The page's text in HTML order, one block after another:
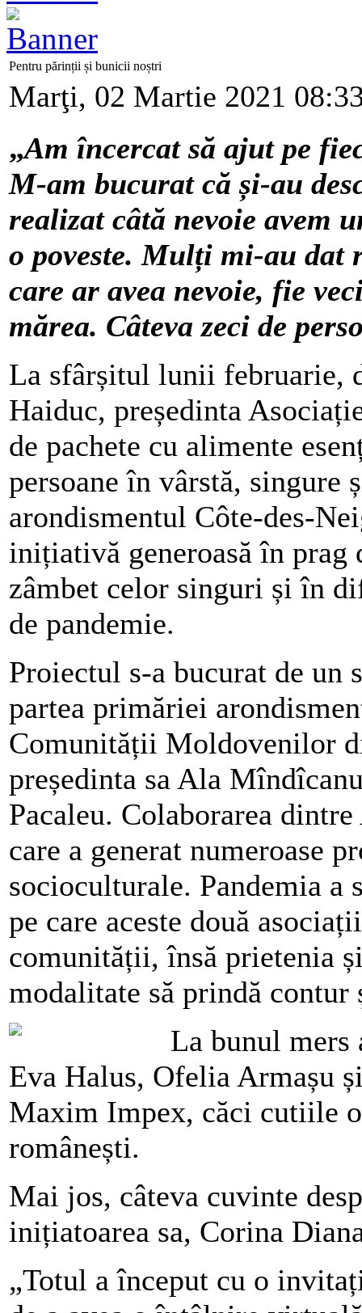
Pentru părinții și bunicii noștri
Marţi, 02 Martie 2021
„Am încercat să ajut pe
M-am bucurat că și-au
realizat câtă nevoie avem
o poveste. Mulți mi-au dat
care ar avea nevoie, fie
mărea. Câteva zeci de
La sfârșitul lunii februarie,
Haiduc, președinta
de pachete cu alimente
persoane în vârstă, singure
arondismentul Côte-des-
inițiativă generoasă în prag
zâmbet celor singuri și în
de pandemie.
Proiectul s-a bucurat de
partea primăriei
Comunității Moldovenilor
președinta sa Ala
Pacaleu. Colaborarea
care a generat numeroase
socioculturale. Pandemia
pe care aceste două
comunității, însă prietenia
modalitate să prindă contur
La bunul
Eva Halus, Ofelia Armașu
Maxim Impex, căci cutiile
românești.
Mai jos, câteva cuvinte
inițiatoarea sa, Corina
„Totul a început cu o